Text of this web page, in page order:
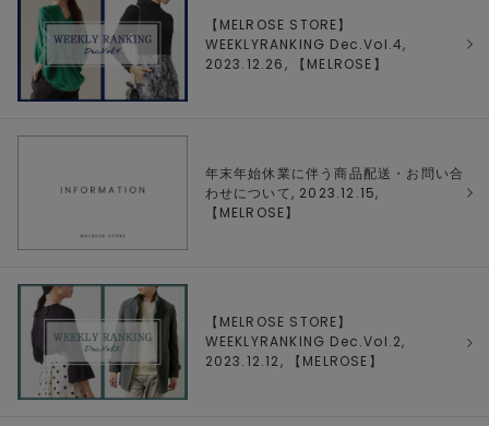
【MELROSE STORE】
WEEKLYRANKING Dec.Vol.4,
2023.12.26, 【 MELROSE 】
年末年始休業に伴う商品配送・お問い合
わせについて, 2023.12.15,
【 MELROSE】
【MELROSE STORE】
WEEKLYRANKING Dec.Vol.2,
2023.12.12, 【 MELROSE 】